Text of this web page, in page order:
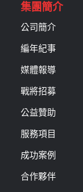
集團簡介
公司簡介
編年紀事
媒體報導
戰將招募
公益贊助
服務項目
成功案例
合作夥伴